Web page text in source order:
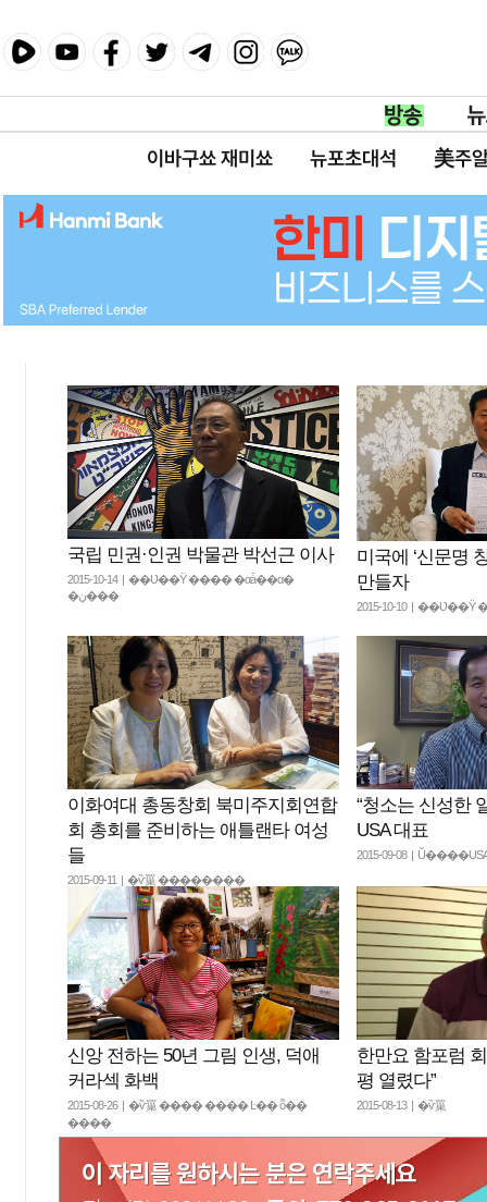
이바구쑈 재미쑈 뉴포초대석 美주
국립 민권·인권 박물관 박선근 이사
2015-10-14 | ��Ʋ��Ÿ ���� �αǡ��α�
�ڹ���
미국에 ‘신문명
만들자
2015-10-10 |
이화여대 총동창회 북미주지회연합
회 총회를 준비하는 애틀랜타 여성
들
2015-09-11 | �ѷ罺 ��������
“청소는 신성한
USA 대표
2015-09-08 |
신앙 전하는 50년 그림 인생, 덕애
커라섹 화백
2015-08-26 | �ѷ罺 ���� ���� Ŀ�� ȭ��
����
한만요 함포럼
평 열렸다”
2015-08-13 | �ѷ罺